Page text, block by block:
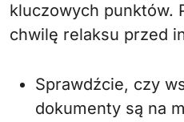
kluczowych punktów.
chwilę relaksu przed
Sprawdźcie, czy
dokumenty są na